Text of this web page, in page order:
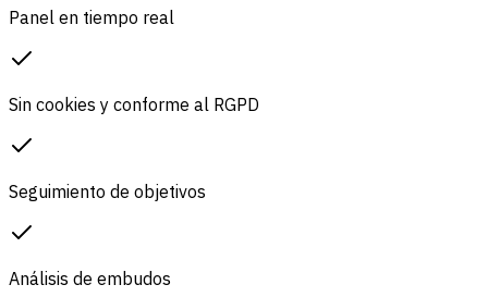
Panel en tiempo real
Sin cookies y conforme al RGPD
Seguimiento de objetivos
Análisis de embudos